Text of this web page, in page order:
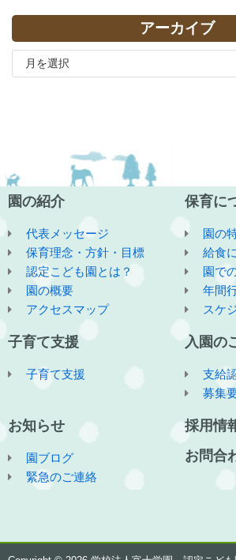
アーカイブ
園の紹介
代表メッセージ
保育理念・方針・目標
認定こども園とは？
園の概要
アクセスマップ
保育に
園の
給食
園で
年間
スケ
子育て支援
子育て支援
入園の
支給
募集
お知らせ
園ブログ
緊急のご連絡
採用情
お問合